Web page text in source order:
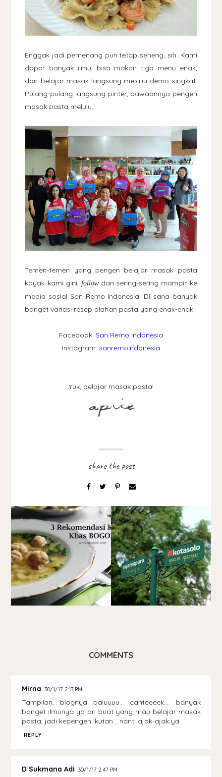
Enggak jadi pemenang pun tetap seneng, sih. Kami
dapat banyak ilmu, bisa makan tiga menu enak,
dan belajar masak langsung melalui demo singkat.
Pulang-pulang langsung pinter, bawaannya pengen
masak pasta melulu.
Temen-temen yang pengen belajar masak pasta
kayak kami gini, followdan sering-sering mampir ke
media sosial San Remo Indonesia. Di sana banyak
banget variasi resep olahan pasta yang enak-enak.
Facebook: San Remo Indonesia
Instagram: sanremoindonesia
Yuk, belajar masak pasta!
COMMENTS
Mirna 30/1/17 2:13 PM
Tampilan, blognya baluuuu... canteeeek.... banyak
banget ilmunya ya pri buat yang mau belajar masak
pasta, jadi kepengen ikutan... nanti ajak-ajak ya
REPLY
D Sukmana Adi 30/1/17 2:47 PM